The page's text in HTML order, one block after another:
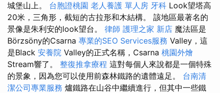
城堡山上。 台胞證桃園 老人養護 單人房 牙科 Look望塔高
20米，三角形，截短的古拉形和木結構。 該地區最著名的
景像是朱利安的look望台。 律師 護理之家 新店 魔法區是
Börzsöny的Csarna 專業的SEO Services服務 Valley，這
是Black 安養院 Valley的正式名稱，Csarna 桃園外燴
Stream響了。 整復推拿療程 這對每個人來說都是一個特殊
的景象，因為您可以使用前森林鐵路的遺體遠足。 台南清
潔公司專業服務 爐鐵路在山谷中繼續進行，但其中一些鐵